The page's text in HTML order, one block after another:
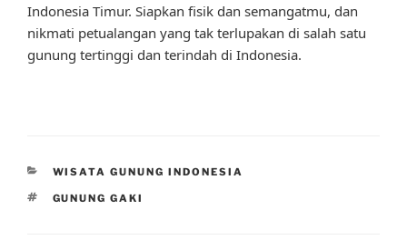
Indonesia Timur. Siapkan fisik dan semangatmu, dan
nikmati petualangan yang tak terlupakan di salah satu
gunung tertinggi dan terindah di Indonesia.
CATEGORIES
WISATA GUNUNG INDONESIA
TAGS
GUNUNG GAKI